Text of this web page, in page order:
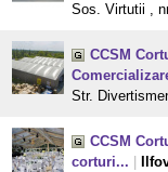
Sos. Virtutii ,
CCSM
Str.
CCSM
corturi...